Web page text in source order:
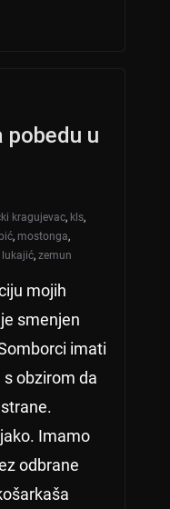
pobedu u
kragujevac, kls,
, mostonga,
lukajić, zemun
mojih
smenjen
imati
obzirom da
Imamo
odbrane